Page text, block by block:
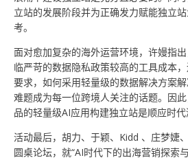
立站的发展阶段并为正确发力赋能独立
考。
面对愈加复杂的海外运营环境，许嫚指
临严苛的数据隐私政策较高的工具成本
要求，如何采用轻量级的数据解决方案
难题成为每一位跨境人关注的话题。因
品的轻量级AI应用构建独立站是顺应时代
活动最后，胡力、于颖、Kidd 、庄梦婕
圆桌论坛，就“AI时代下的出海营销探索